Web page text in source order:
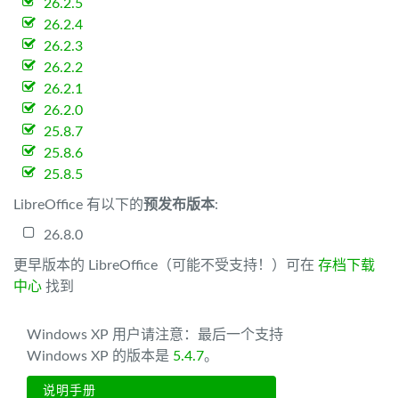
26.2.5
26.2.4
26.2.3
26.2.2
26.2.1
26.2.0
25.8.7
25.8.6
25.8.5
LibreOffice 有以下的预发布版本:
26.8.0
更早版本的 LibreOffice（可能不受支持！）可在 存档下载
中心 找到
Windows XP 用户请注意：最后一个支持
Windows XP 的版本是 5.4.7。
说明手册